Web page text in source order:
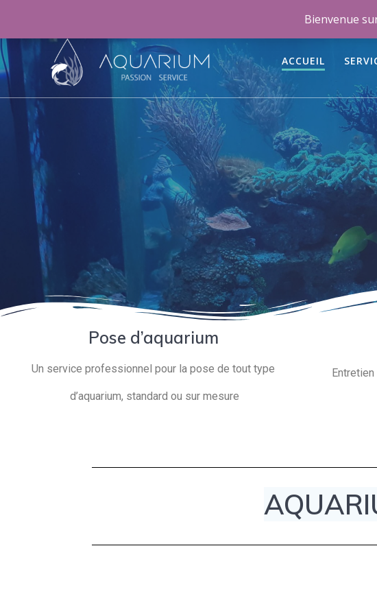
aquariumpassionservice@gmail.com
ACCUEIL
Pose d’aquarium
Un service professionnel pour la pose de tout type
d’aquarium, standard ou sur mesure
Bienvenue